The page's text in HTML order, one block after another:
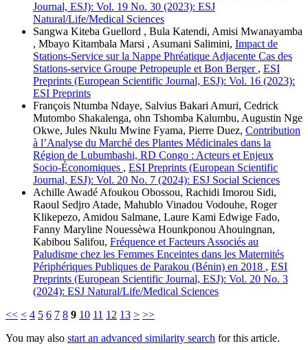
Journal, ESJ): Vol. 19 No. 30 (2023): ESJ
Natural/Life/Medical Sciences
Sangwa Kiteba Guellord , Bula Katendi, Amisi Mwanayamba
, Mbayo Kitambala Marsi , Asumani Salimini, Impact de
Stations-Service sur la Nappe Phréatique Adjacente Cas des
Stations-service Groupe Petropeuple et Bon Berger , ESI
Preprints (European Scientific Journal, ESJ): Vol. 16 (2023):
ESI Preprints
François Ntumba Ndaye, Salvius Bakari Amuri, Cedrick
Mutombo Shakalenga, ohn Tshomba Kalumbu, Augustin Nge
Okwe, Jules Nkulu Mwine Fyama, Pierre Duez, Contribution
à l’Analyse du Marché des Plantes Médicinales dans la
Région de Lubumbashi, RD Congo : Acteurs et Enjeux
Socio-Économiques , ESI Preprints (European Scientific
Journal, ESJ): Vol. 20 No. 7 (2024): ESJ Social Sciences
Achille Awadé Afoukou Obossou, Rachidi Imorou Sidi,
Raoul Sedjro Atade, Mahublo Vinadou Vodouhe, Roger
Klikepezo, Amidou Salmane, Laure Kami Edwige Fado,
Fanny Maryline Nouessèwa Hounkponou Ahouingnan,
Kabibou Salifou, Fréquence et Facteurs Associés au
Paludisme chez les Femmes Enceintes dans les Maternités
Périphériques Publiques de Parakou (Bénin) en 2018 , ESI
Preprints (European Scientific Journal, ESJ): Vol. 20 No. 3
(2024): ESJ Natural/Life/Medical Sciences
<< < 4 5 6 7 8 9 10 11 12 13 > >>
You may also start an advanced similarity search for this article.